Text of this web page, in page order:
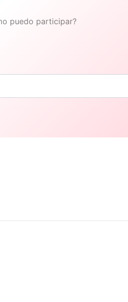
puedo participar?